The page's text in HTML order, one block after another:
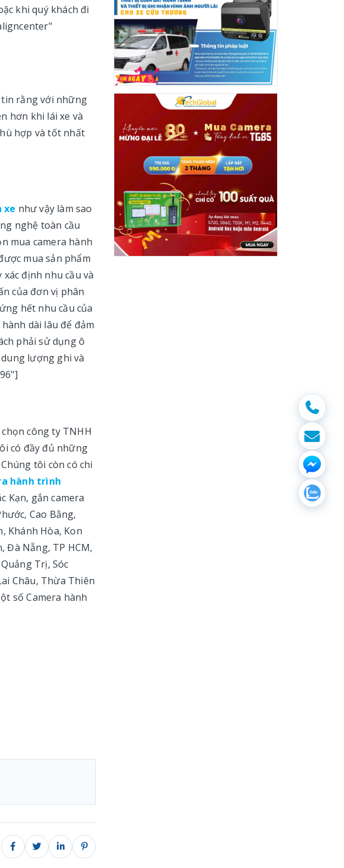
khi quý khách đi
rằng với những
hơn khi lái xe và
hợp và tốt nhất
xe như vậy làm sao
nghệ toàn cầu
mua camera hành
mua sản phẩm
định nhu cầu và
của đơn vị phân
hết nhu cầu của
dài lâu để đảm
phải sử dụng ô
lượng ghi và
công ty TNHH
có đầy đủ những
tôi còn có chi
hành trình
Kạn, gắn camera
Cao Bằng,
Khánh Hòa, Kon
Đà Nẵng, TP HCM,
Trị, Sóc
Châu, Thừa Thiên
số Camera hành